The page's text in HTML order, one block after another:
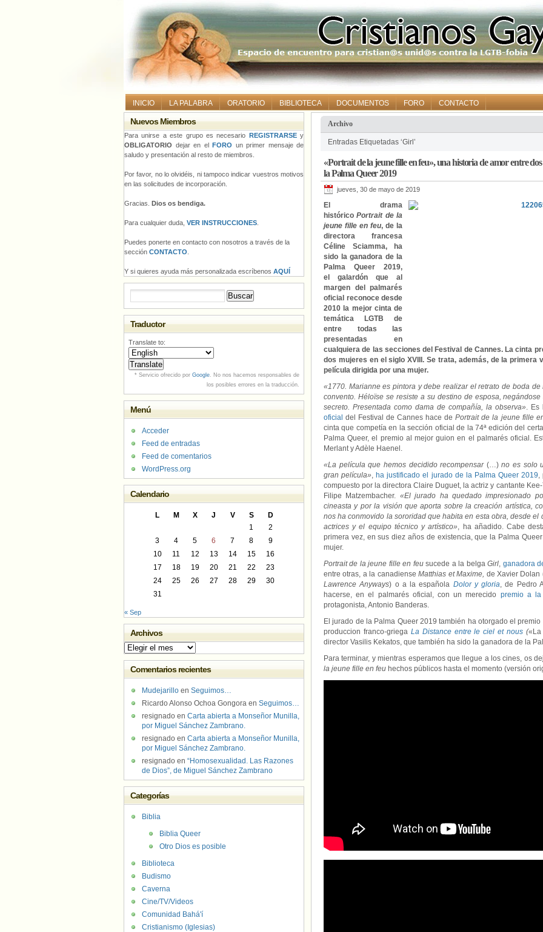
INICIO LA PALABRA ORATORIO BIBLIOTECA DOCUMENTOS FORO CONTACTO
Archivo
Entradas Etiquetadas ‘Girl’
«Portrait de la jeune fille en feu», una historia de amor entre
la Palma Queer 2019
jueves, 30 de mayo de 2019
El drama
históricoPortrait de la
jeune fille en feu, de la
directora francesa
Céline Sciamma, ha
sido la ganadora de la
Palma Queer 2019,
el galardón que al
margen del palmarés
oficial reconoce desde
2010 la mejor cinta de
temática LGTB de
entre todas las
presentadas en
cualquiera de las secciones del Festival de Cannes. La cinta
dos mujeres en el siglo XVIII. Se trata, además, de la primera
película dirigida por una mujer.
«1770. Marianne es pintora y debe realizar el retrato de boda
convento. Héloïse se resiste a su destino de esposa,
secreto. Presentada como dama de compañía, la observa». Es
oficial del Festival de Cannes hace dePortrait de la jeune fille
cinta que competía en la sección oficial de la 74ª edición del
Palma Queer, el premio al mejor guion en el palmarés oficial.
Merlant y Adèle Haenel.
«La película que hemos decidido recompensar (…)no es solo
gran película», ha justificado el jurado de la Palma Queer 2019,
compuesto por la directora Claire Duguet, la actriz y cantante
Filipe Matzembacher. «El jurado ha quedado impresionado
cineasta y por la visión que aporta sobre la creación artística,
nos ha conmovido la sororidad que habita en esta obra, desde
actrices y el equipo técnico y artístico», ha añadido. Cabe
primera vez, en sus diez años de existencia, que la Palma
mujer.
Portrait de la jeune fille en feusucede a la belgaGirl, ganadora
entre otras, a la canadienseMatthias et Maxime, de Xavier Dolan
Lawrence Anyways) o a la española Dolor y gloria, de Pedro
hacerse, en el palmarés oficial, con un merecido premio a la
protagonista, Antonio Banderas.
El jurado de la Palma Queer 2019 también ha otorgado el
produccion franco-griega La Distance entre le ciel et nous («La
director Vasilis Kekatos, que también ha sido la ganadora de la
Para terminar, y mientras esperamos que llegue a los cines, os
la jeune fille en feu hechos públicos hasta el momento (versión
Nuevos Miembros
Para unirse a este grupo es necesario REGISTRARSEy
OBLIGATORIO dejar en el FORO un primer mensaje de
saludo y presentación al resto de miembros.
Por favor, no lo olvidéis, ni tampoco indicar vuestros motivos
en las solicitudes de incorporación.
Gracias. Dios os bendiga.
Para cualquier duda, VER INSTRUCCIONES
Puedes ponerte en contacto con nosotros a través de la
sección CONTACTO
Y si quieres ayuda más personalizada escríbenos AQUÍ
Traductor
Translate to:
* Servicio ofrecido por Google. No nos hacemos responsables de
los posibles errores en la traducción.
Menú
Acceder
Feed de entradas
Feed de comentarios
WordPress.org
Calendario
L M X J V S
D
1
2
3
4 5 6 7 8
9
10
11 12 13 14 15
16
17
18 19 20 21 22
23
24
25 26 27 28 29
30
31
« Sep
Archivos
Archivos
Comentarios recientes
Mudejarillo en Seguimos…
Ricardo Alonso Ochoa Gongora en Seguimos…
resignado en Carta abierta a Monseñor Munilla,
por Miguel Sánchez Zambrano.
resignado en Carta abierta a Monseñor Munilla,
por Miguel Sánchez Zambrano.
resignado en “Homosexualidad. Las Razones
de Dios”, de Miguel Sánchez Zambrano
Categorías
Biblia
Biblia Queer
Otro Dios es posible
Biblioteca
Budismo
Caverna
Cine/TV/Videos
Comunidad Bahá'í
Cristianismo (Iglesias)